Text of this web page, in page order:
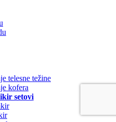
telesne težine
kofera
setovi